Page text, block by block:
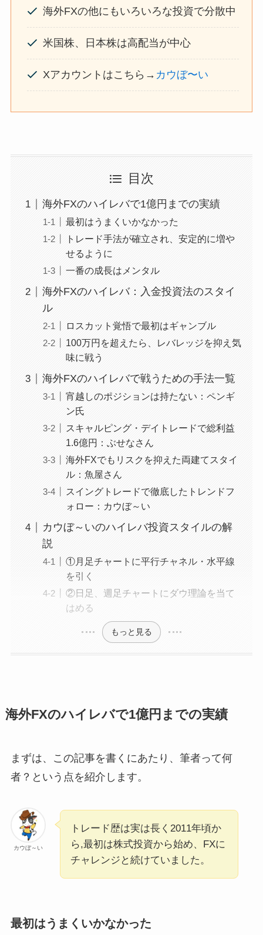
海外FXの他にもいろいろな投資で分散中
米国株、日本株は高配当が中心
Xアカウントはこちら→ カウぼ〜い
目次
海外FXのハイレバで1億円までの実績
最初はうまくいかなかった
トレード手法が確立され、安定的に増や
せるように
一番の成長はメンタル
海外FXのハイレバ：入金投資法のスタイ
ル
ロスカット覚悟で最初はギャンブル
100万円を超えたら、レバレッジを抑え気
味に戦う
海外FXのハイレバで戦うための手法一覧
宵越しのポジションは持たない：ペンギ
ン氏
スキャルピング・デイトレードで総利益
1.6億円：ぶせなさん
海外FXでもリスクを抑えた両建てスタイ
ル：魚屋さん
スイングトレードで徹底したトレンドフ
ォロー：カウぼ～い
カウぼ～いのハイレバ投資スタイルの解
説
①月足チャートに平行チャネル・水平線
を引く
②日足、週足チャートにダウ理論を当て
はめる
もっと見る
海外FXのハイレバで1億円までの実績
まずは、この記事を書くにあたり、筆者って何
者？という点を紹介します。
カウぼ～い
トレード歴は実は長く2011年頃か
ら,最初は株式投資から始め、FXに
チャレンジと続けていました。
最初はうまくいかなかった